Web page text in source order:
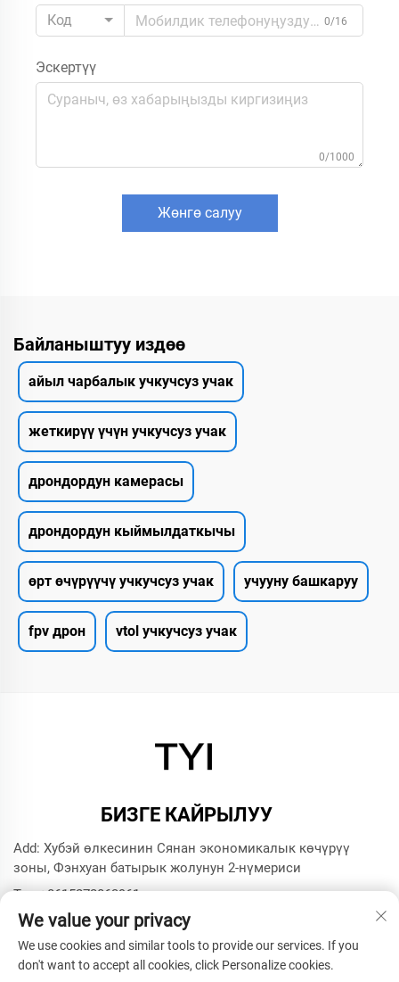
Код
0/16
Эскертүү
0/1000
Жөнгө салуу
Байланыштуу издөө
айыл чарбалык учкучсуз учак
жеткирүү үчүн учкучсуз учак
дрондордун камерасы
дрондордун кыймылдаткычы
өрт өчүрүүчү учкучсуз учак учууну башкаруу
fpv дрон vtol учкучсуз учак
БИЗГЕ КАЙРЫЛУУ
Add: Хубэй өлкесинин Сянан экономикалык көчүрүү
зоны, Фэнхуан батырык жолунун 2-нүмериси
Тел:+8615272063961
Э-почта:[email protected]
We value your privacy
We use cookies and similar tools to provide our services. If you
don't want to accept all cookies, click Personalize cookies.